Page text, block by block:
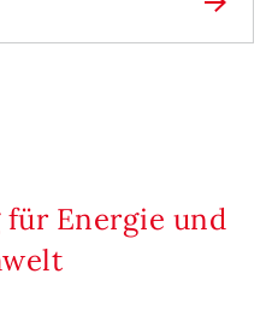
Energie und